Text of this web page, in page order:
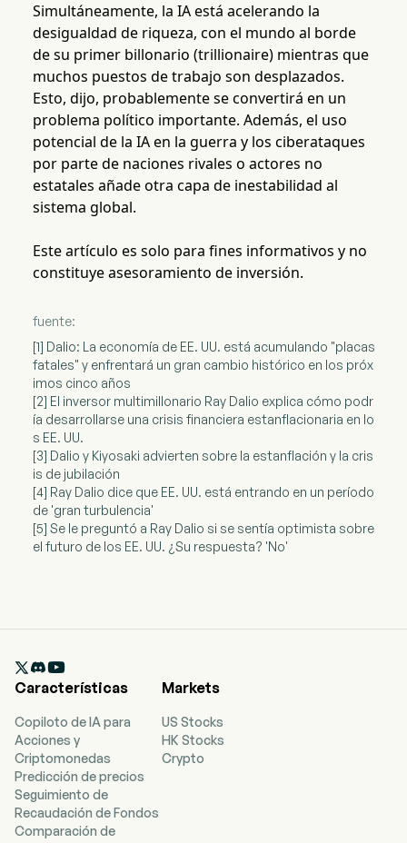
Simultáneamente, la IA está acelerando la
desigualdad de riqueza, con el mundo al borde
de su primer billonario (trillionaire) mientras que
muchos puestos de trabajo son desplazados.
Esto, dijo, probablemente se convertirá en un
problema político importante. Además, el uso
potencial de la IA en la guerra y los ciberataques
por parte de naciones rivales o actores no
estatales añade otra capa de inestabilidad al
sistema global.
Este artículo es solo para fines informativos y no
constituye asesoramiento de inversión.
fuente:
[1] Dalio: La economía de EE. UU. está acumulando "placas
fatales" y enfrentará un gran cambio histórico en los próx
imos cinco años
[2] El inversor multimillonario Ray Dalio explica cómo podr
ía desarrollarse una crisis financiera estanflacionaria en lo
s EE. UU.
[3] Dalio y Kiyosaki advierten sobre la estanflación y la cris
is de jubilación
[4] Ray Dalio dice que EE. UU. está entrando en un período
de 'gran turbulencia'
[5] Se le preguntó a Ray Dalio si se sentía optimista sobre
el futuro de los EE. UU. ¿Su respuesta? 'No'

Características
Copiloto de IA para
Acciones y
Criptomonedas
Predicción de precios
Seguimiento de
Recaudación de Fondos
Comparación de
Markets
US Stocks
HK Stocks
Crypto